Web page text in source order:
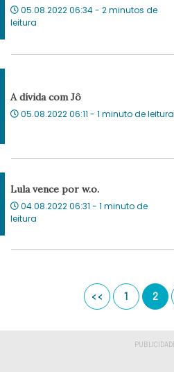
05.08.2022 06:34 - 2 minutos de
leitura
A dívida com Jô
05.08.2022 06:11 - 1 minuto de leitura
Lula vence por w.o.
04.08.2022 06:31 - 1 minuto de
leitura
<< 1 2